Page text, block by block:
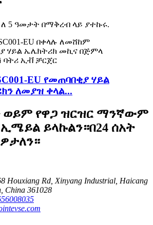
5 ዓመታት በማቅረብ ላይ ያተኩሩ.
EU የመጠባበቂያ ሃይል
ለመያዝ ቀላል...
ወይም የዋጋ ዝርዝር ማንኛውም
ኢሜይል ይላኩልን።በ24 ሰአት
Houxiang Rd, Xinyang Industrial, Haicang
China 361028